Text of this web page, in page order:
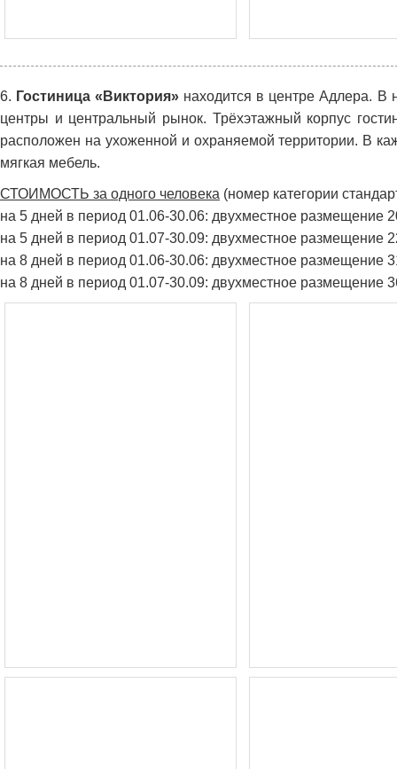
6. Гостиница «Виктория» находится в центре Адлера. В
центры и центральный рынок. Трёхэтажный корпус
расположен на ухоженной и охраняемой территории. В
мягкая мебель.
СТОИМОСТЬ за одного человека (номер категории
на 5 дней в период 01.06-30.06: двухместное размещение
на 5 дней в период 01.07-30.09: двухместное размещение
на 8 дней в период 01.06-30.06: двухместное размещение
на 8 дней в период 01.07-30.09: двухместное размещение